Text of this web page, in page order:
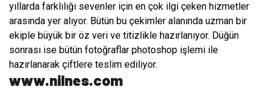
yıllarda farklılığı sevenler için en çok ilgi çeken hizmetler
arasında yer alıyor. Bütün bu çekimler alanında uzman bir
ekiple büyük bir öz veri ve titizlikle hazırlanıyor. Düğün
sonrası ise bütün fotoğraflar photoshop işlemi ile
hazırlanarak çiftlere teslim ediliyor.
www.nilnes.com